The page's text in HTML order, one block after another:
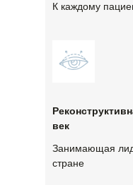
К каждому
век
Занимающая
стране